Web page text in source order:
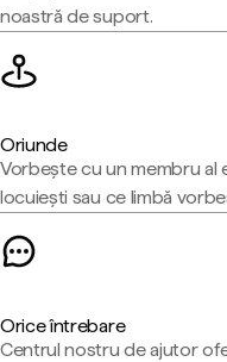
noastră de suport.
Oriunde
Vorbește cu un membru al
locuiești sau ce limbă
Orice întrebare
Centrul nostru de ajutor